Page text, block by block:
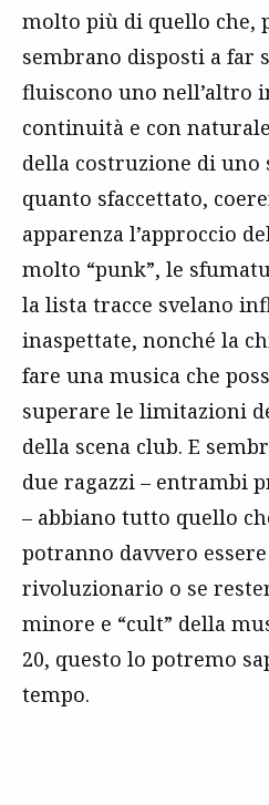
molto più di quello che,
sembrano disposti a far
fluiscono uno nell’altro
continuità e con
della costruzione di uno
quanto sfaccettato,
apparenza l’approccio
molto “punk”, le
la lista tracce svelano
inaspettate, nonché la
fare una musica che
superare le limitazioni
della scena club. E
due ragazzi – entrambi
– abbiano tutto quello
potranno davvero
rivoluzionario o se
minore e “cult” della
20, questo lo potremo
tempo.